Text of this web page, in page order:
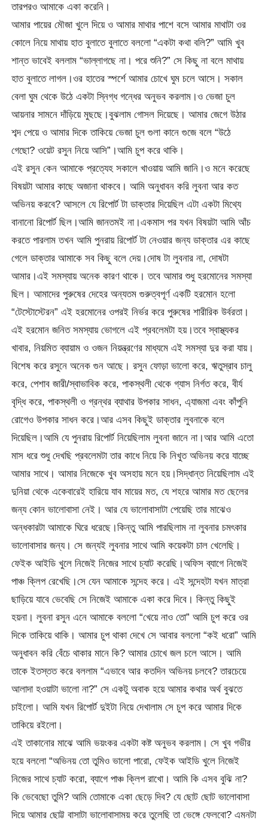
তারপরও আমাকে একা করেনি।
আমার পায়ের মৌজা খুলে দিয়ে ও আমার মাথার পাশে বসে আমার মাথাটা ওর
কোলে নিয়ে মাথায় হাত বুলাতে বুলাতে বললো “একটা কথা বলি?” আমি খুব
শান্ত ভাবেই বললাম “ভাল্লাগছে না। পরে শুনি?” সে কিছু না বলে মাথায়
হাত বুলাতে লাগল।ওর হাতের স্পর্শে আমার চোখে ঘুম চলে আসে। সকাল
বেলা ঘুম থেকে উঠে একটা স্নিগ্ধ গন্ধের অনুভব করলাম।ও ভেজা চুল
আয়নার সামনে দাঁড়িয়ে মুছছে।বুঝলাম গোসল দিয়েছে। আমার জেগে উঠার
শব্দ পেয়ে ও আমার দিকে তাকিয়ে ভেজা চুল গুলা কানে গুজে বলে “উঠে
গেছো? ওয়েট রসুন নিয়ে আসি”।আমি চুপ করে থাকি।
এই রসুন কেন আমাকে প্রত্যেহ সকালে খাওয়ায় আমি জানি।ও মনে করেছে
বিষয়টা আমার কাছে অজানা থাকবে। আমি অনুধাবন করি লুবনা আর কত
অভিনয় করবে? আসলে যে রিপোর্ট টা ডাক্তার দিয়েছিল এটা একটা মিথ্যে
বানানো রিপোর্ট ছিল।আমি জানতমই না।একমাস পর যখন বিষয়টা আমি আঁচ
করতে পারলাম তখন আমি পুনরায় রিপোর্ট টা নেওয়ার জন্য ডাক্তার এর কাছে
গেলে ডাক্তার আমাকে সব কিছু বলে দেয়।দোষ টা লুবনার না, দোষটা
আমার।এই সমস্যায় অনেক কারণ থাকে। তবে আমার শুধু হরমোনের সমস্যা
ছিল। আমাদের পুরুষের দেহের অন্যতম গুরুত্বপূর্ণ একটি হরমোন হলো
“টেস্টোস্টেরন” এই হরমোনের ওপরই নির্ভর করে পুরুষের শারীরিক উর্বরতা।
এই হরমোন জনিত সমস্যায় ভোগলে এই প্রবলেমটা হয়।তবে স্বাস্থ্যকর
খাবার, নিয়মিত ব্যায়াম ও ওজন নিয়ন্ত্রণের মাধ্যমে এই সমস্যা দুর করা যায়।
বিশেষ করে রসুনে অনেক গুন আছে। রসুন ফোড়া ভালো করে, ঋতুস্রাব চালু
করে, পেশাব জারী/স্বাভাবিক করে, পাকস্থলী থেকে গ্যাস নির্গত করে, বীর্য
বৃদ্ধি করে, পাকস্থলী ও গ্রন্থর ব্যাথার উপকার সাধন, এ্যাজমা এবং কাঁপুনি
রোগেও উপকার সাধন করে।আর এসব কিছুই ডাক্তার লুবনাকে বলে
দিয়েছিল।আমি যে পুনরায় রিপোর্ট নিয়েছিলাম লুবনা জানে না।আর আমি এতো
মাস ধরে শুধু দেখছি প্রবলেমটা তার কাধে নিয়ে কি নিখুত অভিনয় করে যাচ্ছে
আমার সাথে। আমার নিজেকে খুব অসহায় মনে হয়।সিদ্ধান্ত নিয়েছিলাম এই
দুনিয়া থেকে একেবারেই হারিয়ে যাব মায়ের মত, যে শহরে আমার মত ছেলের
জন্য কোন ভালোবাসা নেই। আর যে ভালোবাসাটা পেয়েছি তার মাঝেও
অন্ধকারটা আমাকে ঘিরে ধরেছে।কিন্তু আমি পারছিলাম না লুবনার চমৎকার
ভালোবাসার জন্য। সে জন্যই লুবনার সাথে আমি কয়েকটা চাল খেলেছি।
ফেইক আইডি খুলে নিজেই নিজের সাথে চ্যাট করেছি।অফিস ব্যাগে নিজেই
পাঞ্চ ক্লিপ রেখেছি।সে যেন আমাকে সন্দেহ করে। এই সন্দেহটা যখন মাত্রা
ছাড়িয়ে যাবে ভেবেছি সে নিজেই আমাকে একা করে দিবে। কিন্তু কিছুই
হয়না। লুবনা রসুন এনে আমাকে বললো “খেয়ে নাও তো” আমি চুপ করে ওর
দিকে তাকিয়ে থাকি। আমার চুপ থাকা দেখে সে আবার বললো “কই ধরো” আমি
অনুধাবন করি বেঁচে থাকার মানে কি? আমার চোখে জল চলে আসে। আমি
তাকে ইতস্তত করে বললাম “এভাবে আর কতদিন অভিনয় চলবে? তারচেয়ে
আলাদা হওয়াটা ভালো না?” সে একটু অবাক হয়ে আমার কথার অর্থ বুঝতে
চাইলো। আমি যখন রিপোর্ট দুইটা নিয়ে দেখালাম সে চুপ করে আমার দিকে
তাকিয়ে রইলো।
এই তাকানোর মাঝে আমি ভয়ংকর একটা কষ্ট অনুভব করলাম। সে খুব গভীর
হয়ে বললো “অভিনয় তো তুমিও ভালো পারো, ফেইক আইডি খুলে নিজেই
নিজের সাথে চ্যাট করো, ব্যাগে পাঞ্চ ক্লিপ রাখো। আমি কি এসব বুঝি না?
কি ভেবেছো তুমি? আমি তোমাকে একা ছেড়ে দিব? যে ছোট ছোট ভালোবাসা
দিয়ে আমার ছোট্ট বাসাটা ভালোবাসাময় করে তুলেছি তা ভেঙ্গে ফেলবো? এমনটা